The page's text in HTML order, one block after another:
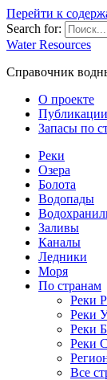
Перейти к
Search for:
Water Resources
Справочник
О проекте
Публикации
Запасы по
Реки
Озера
Болота
Водопады
Заливы
Каналы
Ледники
Моря
По странам
Реки
Реки
Реки
Реки
Все